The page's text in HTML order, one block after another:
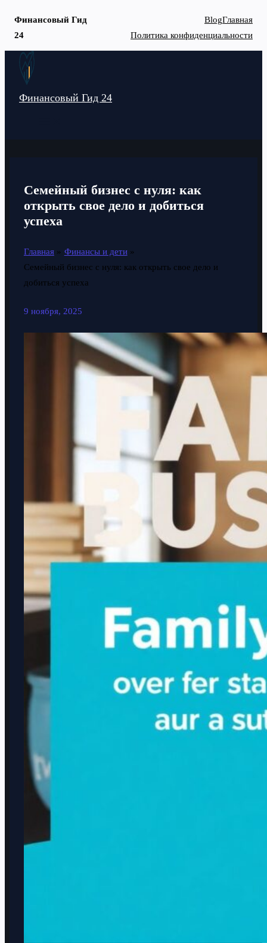
Финансовый Гид
24
BlogГлавная
Политика конфиденциальности
Перейти
Финансовый Гид 24
Семейный бизнес с нуля: как
открыть свое дело и добиться
успеха
Главная
Финансы и дети
Семейный бизнес с нуля: как открыть свое дело и
добиться успеха
9 ноября, 2025